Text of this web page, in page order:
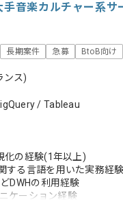
音楽カルチャー系
長期案件 急募 BtoB向け
ンス)
/ Tableau
化の経験(1年以上)
する言語を用いた実務経
DWHの利用経験
ケーション経験